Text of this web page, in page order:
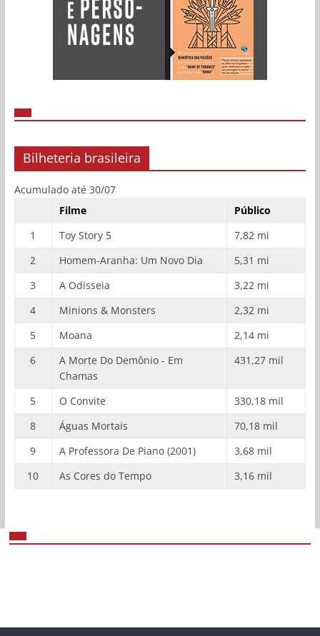
Bilheteria brasileira
Acumulado até 30/07
Filme
Público
1
Toy Story 5
7,82 mi
2
Homem-Aranha: Um Novo Dia
5,31 mi
3
A Odisseia
3,22 mi
4
Minions & Monsters
2,32 mi
5
Moana
2,14 mi
6
A Morte Do Demônio - Em
Chamas
431,27 mil
5 O Convite
330,18 mil
8
Águas Mortais
70,18 mil
9
A Professora De Piano (2001)
3,68 mil
10
As Cores do Tempo 3,16 mil